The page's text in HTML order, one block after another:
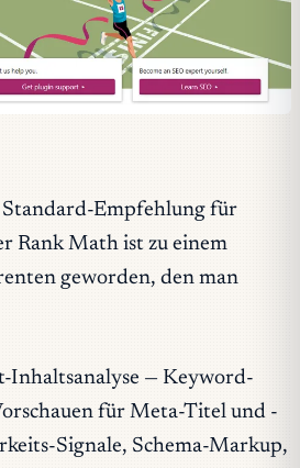
Standard-Empfehlung für
Rank Math ist zu einem
geworden, den man
Inhaltsanalyse — Keyword-
für Meta-Titel und -
Signale, Schema-Markup,